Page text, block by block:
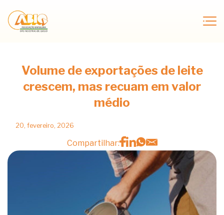
Volume de exportações de leite
crescem, mas recuam em valor
médio
20, fevereiro, 2026
Compartilhar: